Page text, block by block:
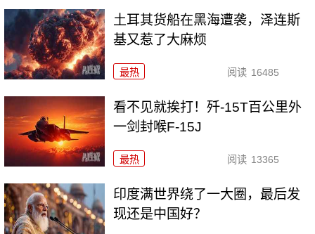
土耳其货船在黑海遭袭，泽连斯
基又惹了大麻烦
最热 阅读 16485
看不见就挨打！歼-15T百公里外
一剑封喉F-15J
最热 阅读 13365
印度满世界绕了一大圈，最后发
现还是中国好？